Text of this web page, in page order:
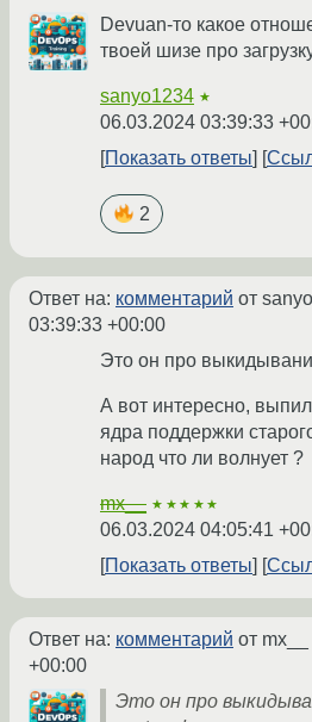
Devuan-то какое
твоей шизе про
sanyo1234 ★
06.03.2024 03:39:33
Показать ответы
2
Ответ на: комментарий от
03:39:33 +00:00
Это он про
А вот интересно,
ядра поддержки
народ что ли волнует ?
mx__ ★★★★★
06.03.2024 04:05:41
Показать ответы
Ответ на: комментарий от mx__
+00:00
Это он про